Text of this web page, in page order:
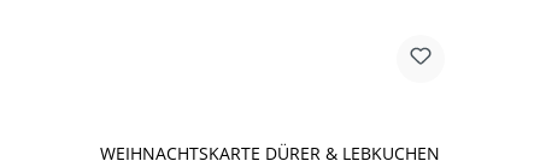
WEIHNACHTSKARTE DÜRER & LEBKUCHEN